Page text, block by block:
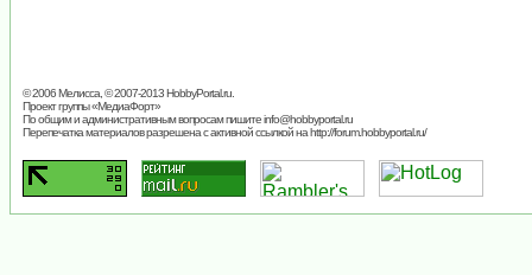
© 2006 Мелисса, © 2007-2013HobbyPortal.ru
Проект группы «МедиаФорт»
По общим и административным вопросам пишитеinfo@hobbyportal.ru
Перепечатка материалов разрешена с активной ссылкой на http://forum.hobbyportal.ru/